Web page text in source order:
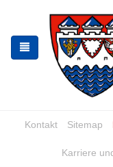
springen
springen
Kontakt Sitemap
Karriere